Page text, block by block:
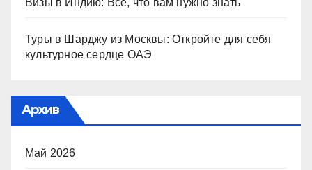
Визы в Индию: Все, что вам нужно знать
Туры в Шарджу из Москвы: Откройте для себя
культурное сердце ОАЭ
Архив
Май 2026